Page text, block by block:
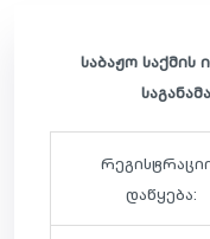
საბაჟო
დაწყება: